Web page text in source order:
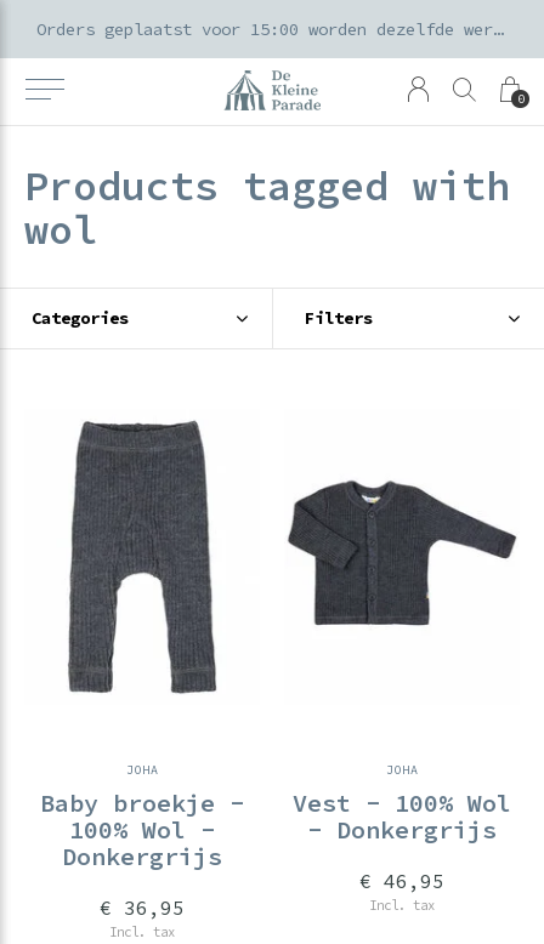
0
Orders geplaatst voor 15:00 worden dezelfde werkdag verzonden
Products tagged with
wol
Categories Filters
JOHA
Baby broekje -
100% Wol -
Donkergrijs
€ 36,95
Incl. tax
JOHA
Vest - 100% Wol
- Donkergrijs
€ 46,95
Incl. tax